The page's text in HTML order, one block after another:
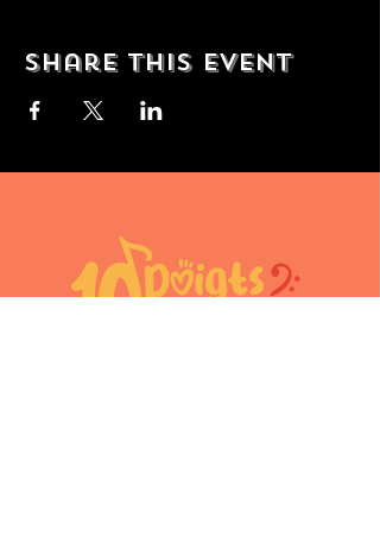
Share this event